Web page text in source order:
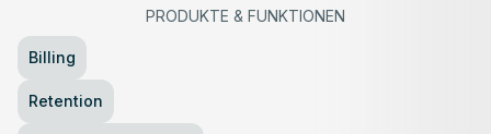
PRODUKTE & FUNKTIONEN
Billing
Retention